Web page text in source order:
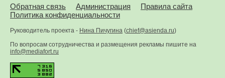
Обратная связь Администрация
Правила сайта
Политика конфиденциальности
Руководитель проекта - Нина Пичугина (chief@asienda.ru)
По вопросам сотрудничества и размещения рекламы пишите на
info@mediafort.ru